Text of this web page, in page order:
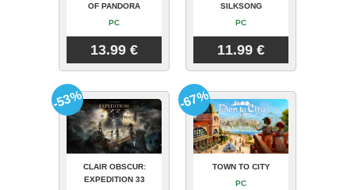
OF PANDORA
PC
13.99 €
SILKSONG
PC
11.99 €
CLAIR OBSCUR:
EXPEDITION 33
-53%
TOWN TO CITY
PC
-67%